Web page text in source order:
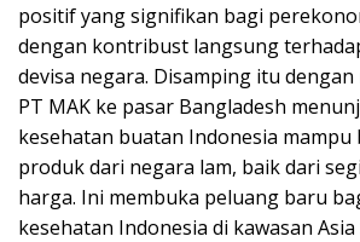
positif yang signifikan bagi
dengan kontribust langsung
devisa negara. Disamping itu
PT MAK ke pasar Bangladesh
kesehatan buatan Indonesia mampu
produk dari negara lam, baik dari
harga. Ini membuka peluang baru
kesehatan Indonesia di kawasan Asia